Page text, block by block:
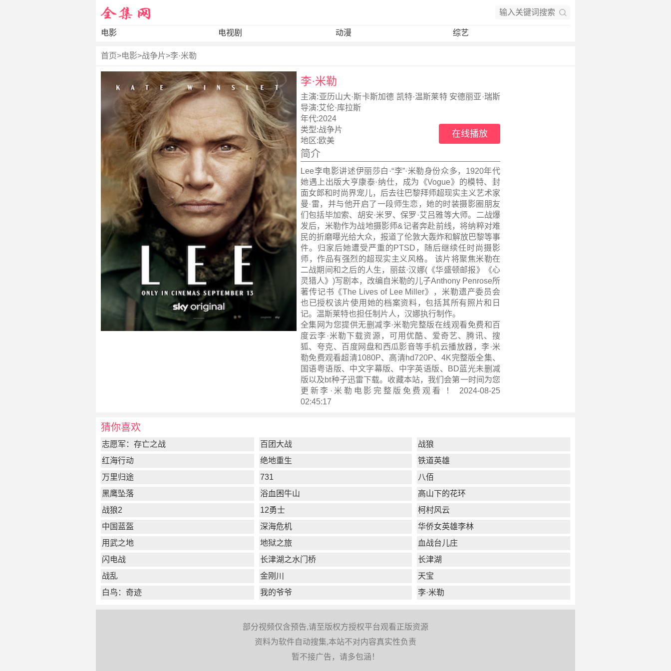
电影 电视剧 动漫 综艺
首页>电影>战争片>李·米勒
李·米勒
主演:亚历山大·斯卡斯加德 凯特·温斯莱特 安德丽亚·瑞斯
波罗格 玛丽昂·歌迪亚
导演:艾伦·库拉斯
年代:2024
类型:战争片
地区:欧美
在线播放
简介
Lee李电影讲述伊丽莎白·“李”·米勒身份众多，1920年代
她遇上出版大亨康泰·纳仕，成为《Vogue》的模特、封
面女郎和时尚界宠儿，后去往巴黎拜师超现实主义艺术家
曼·雷，并与他开启了一段师生恋，她的时装摄影圈朋友
们包括毕加索、胡安·米罗、保罗·艾吕雅等大师。二战爆
发后，米勒作为战地摄影师&记者奔赴前线，将纳粹对难
民的折磨曝光给大众，报道了伦敦大轰炸和解放巴黎等事
件。归家后她遭受严重的PTSD，随后继续任时尚摄影
师，作品有强烈的超现实主义风格。 该片将聚焦米勒在
二战期间和之后的人生，丽兹·汉娜(《华盛顿邮报》《心
灵猎人》)写剧本，改编自米勒的儿子Anthony Penrose所
著传记书《The Lives of Lee Miller》，米勒遗产委员会
也已授权该片使用她的档案资料，包括其所有照片和日
记。温斯莱特也担任制片人，汉娜执行制作。
全集网为您提供无删减李·米勒完整版在线观看免费和百
度云李·米勒下载资源，可用优酷、爱奇艺、腾讯、搜
狐、夸克、百度网盘和西瓜影音等手机云播放器，李·米
勒免费观看超清1080P、高清hd720P、4K完整版全集、
国语粤语版、中文字幕版、中字英语版、BD蓝光未删减
版以及bt种子迅雷下载。收藏本站，我们会第一时间为您
更新 李·米勒电影完整版 免费观看 ！ 2024-08-25
02:45:17
猜你喜欢
志愿军：存亡之战 百团大战
战狼
红海行动
绝地重生
铁道英雄
万里归途
731
八佰
黑鹰坠落
浴血困牛山
高山下的花环
战狼2
12勇士
柯村风云
中国蓝盔
深海危机
华侨女英雄李林
用武之地
地狱之旅
血战台儿庄
闪电战
长津湖之水门桥
长津湖
战乱
金刚川
天宝
白鸟：奇迹
我的爷爷 李·米勒
部分视频仅含预告,请至版权方授权平台观看正版资源
资料为软件自动搜集,本站不对内容真实性负责
暂不接广告，请多包涵！